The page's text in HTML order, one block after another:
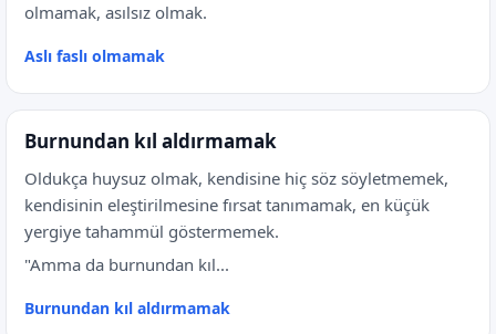
olmamak, asılsız olmak.
Aslı faslı olmamak
Burnundan kıl aldırmamak
Oldukça huysuz olmak, kendisine hiç söz söyletmemek,
kendisinin eleştirilmesine fırsat tanımamak, en küçük
yergiye tahammül göstermemek.
"Amma da burnundan kıl...
Burnundan kıl aldırmamak